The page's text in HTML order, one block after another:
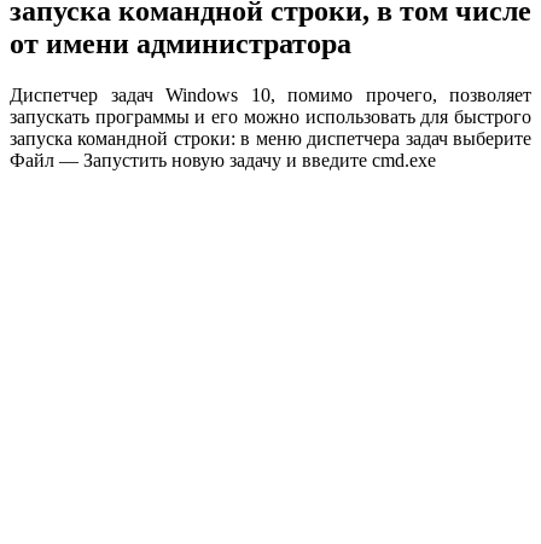
запуска командной строки, в том числе
от имени администратора
Диспетчер задач Windows 10, помимо прочего, позволяет
запускать программы и его можно использовать для быстрого
запуска командной строки: в меню диспетчера задач выберите
Файл — Запустить новую задачу и введите cmd.exe